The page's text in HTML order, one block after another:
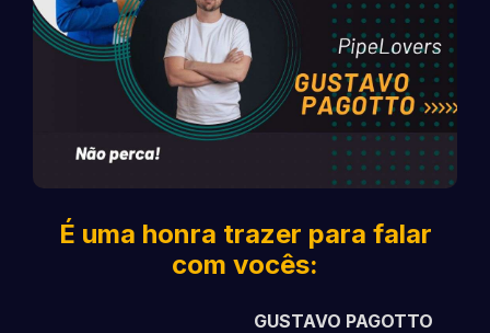
É uma honra trazer para falar
com vocês:
GUSTAVO PAGOTTO